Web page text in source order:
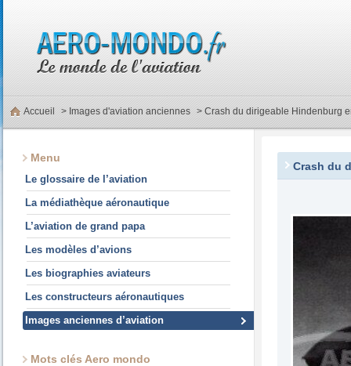
Accueil > Images d'aviation anciennes > Crash du dirigeable Hindenburg
Menu
Le glossaire de l’aviation
La médiathèque aéronautique
L’aviation de grand papa
Les modèles d’avions
Les biographies aviateurs
Les constructeurs aéronautiques
Images anciennes d’aviation
Mots clés Aero mondo
Crash du